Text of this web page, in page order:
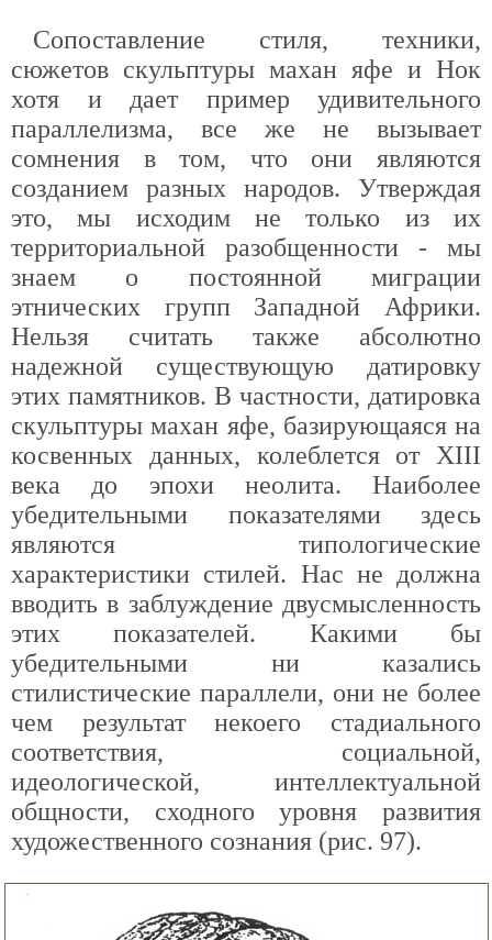
Сопоставление стиля, техники,
сюжетов скульптуры махан яфе и Нок
хотя и дает пример удивительного
параллелизма, все же не вызывает
сомнения в том, что они являются
созданием разных народов. Утверждая
это, мы исходим не только из их
территориальной разобщенности - мы
знаем о постоянной миграции
этнических групп Западной Африки.
Нельзя считать также абсолютно
надежной существующую датировку
этих памятников. В частности, датировка
скульптуры махан яфе, базирующаяся на
косвенных данных, колеблется от XIII
века до эпохи неолита. Наиболее
убедительными показателями здесь
являются типологические
характеристики стилей. Нас не должна
вводить в заблуждение двусмысленность
этих показателей. Какими бы
убедительными ни казались
стилистические параллели, они не более
чем результат некоего стадиального
соответствия, социальной,
идеологической, интеллектуальной
общности, сходного уровня развития
художественного сознания (рис. 97).